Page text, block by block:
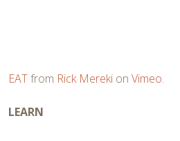
EATfrom Rick Mereki onVimeo.
LEARN